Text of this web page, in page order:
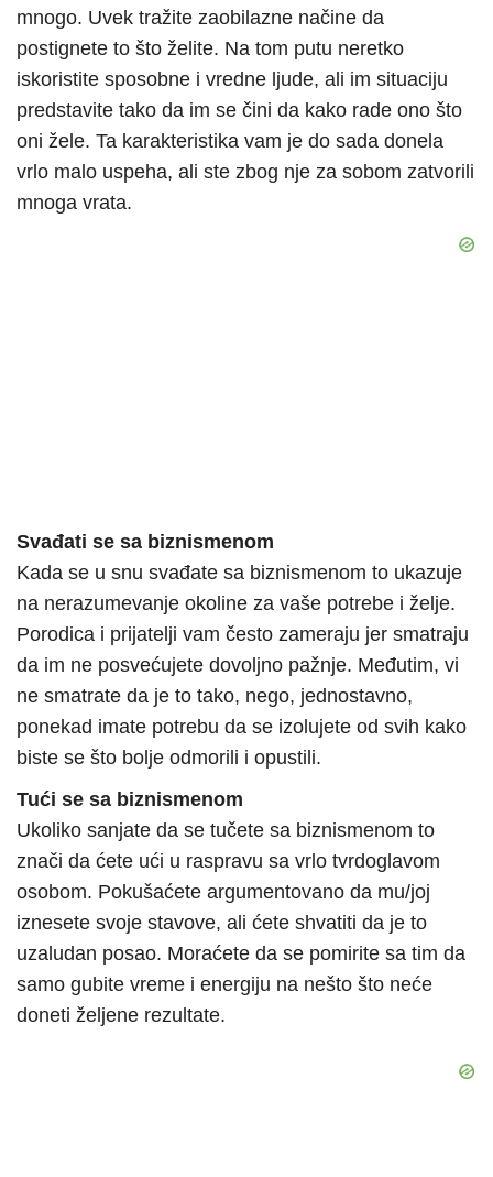
mnogo. Uvek tražite zaobilazne načine da
postignete to što želite. Na tom putu neretko
iskoristite sposobne i vredne ljude, ali im situaciju
predstavite tako da im se čini da kako rade ono što
oni žele. Ta karakteristika vam je do sada donela
vrlo malo uspeha, ali ste zbog nje za sobom zatvorili
mnoga vrata.
Svađati se sa biznismenom
Kada se u snu svađate sa biznismenom to ukazuje
na nerazumevanje okoline za vaše potrebe i želje.
Porodica i prijatelji vam često zameraju jer smatraju
da im ne posvećujete dovoljno pažnje. Međutim, vi
ne smatrate da je to tako, nego, jednostavno,
ponekad imate potrebu da se izolujete od svih kako
biste se što bolje odmorili i opustili.
Tući se sa biznismenom
Ukoliko sanjate da se tučete sa biznismenom to
znači da ćete ući u raspravu sa vrlo tvrdoglavom
osobom. Pokušaćete argumentovano da mu/joj
iznesete svoje stavove, ali ćete shvatiti da je to
uzaludan posao. Moraćete da se pomirite sa tim da
samo gubite vreme i energiju na nešto što neće
doneti željene rezultate.